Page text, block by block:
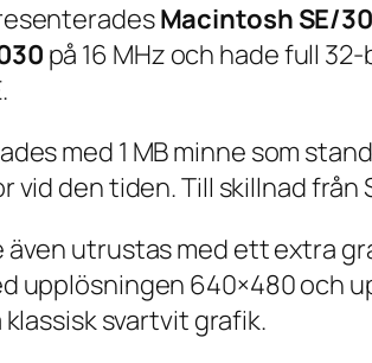
Macintosh SE/30
på 16 MHz och hade full
med 1 MB minne som
vid den tiden. Till skillnad från
även utrustas med ett extra
upplösningen 640×480 och
svartvit grafik.